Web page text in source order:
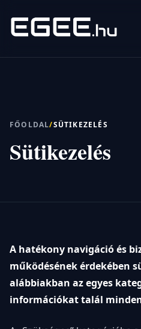
7/24
FÉRFIAK
OTTHON
HOBBI
VILÁG
FŐOLDAL/SÜTIKEZELÉS
Sütikezelés
A hatékony navigáció és
működésének érdekében
alábbiakban az egyes
információkat talál